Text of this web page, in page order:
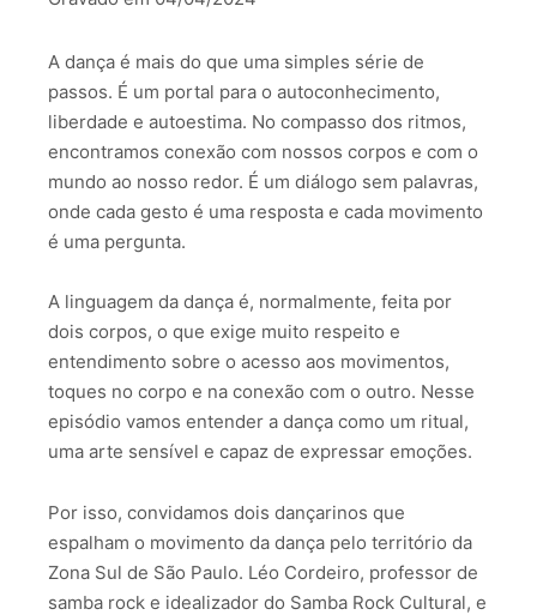
INCORPORAR
A dança é mais do que uma simples série de
passos. É um portal para o autoconhecimento,
liberdade e autoestima. No compasso dos ritmos,
encontramos conexão com nossos corpos e com o
mundo ao nosso redor. É um diálogo sem palavras,
onde cada gesto é uma resposta e cada movimento
é uma pergunta.
A linguagem da dança é, normalmente, feita por
dois corpos, o que exige muito respeito e
entendimento sobre o acesso aos movimentos,
toques no corpo e na conexão com o outro. Nesse
episódio vamos entender a dança como um ritual,
uma arte sensível e capaz de expressar emoções.
Por isso, convidamos dois dançarinos que
espalham o movimento da dança pelo território da
Zona Sul de São Paulo. Léo Cordeiro, professor de
samba rock e idealizador do Samba Rock Cultural, e